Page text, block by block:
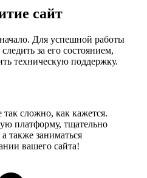
сайт
Для успешной работы
за его состоянием,
техническую поддержку.
так сложно, как кажется.
платформу, тщательно
также заниматься
вашего сайта!